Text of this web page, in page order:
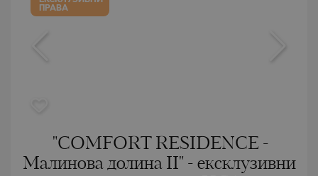
ПРАВА
"COMFORT RESIDENCE -
Малинова долина II" - ексклузивни